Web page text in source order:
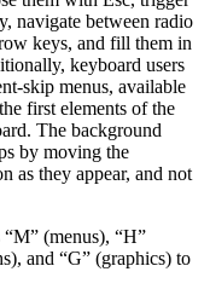
navigate between radio
keys, and fill them in
keyboard users
skip menus, available
first elements of the
The background
by moving the
as they appear, and not
“M” (menus), “H”
and “G” (graphics) to